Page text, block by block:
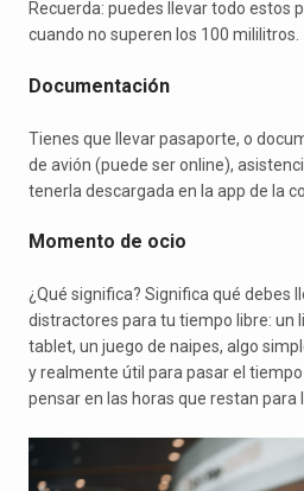
Recuerda: puedes llevar todo estos
cuando no superen los 100 mililitros.
Documentación
Tienes que llevar pasaporte, o
de avión (puede ser online),
tenerla descargada en la app de la
Momento de ocio
¿Qué significa? Significa qué debes
distractores para tu tiempo libre: un
tablet, un juego de naipes, algo
y realmente útil para pasar el
pensar en las horas que restan para